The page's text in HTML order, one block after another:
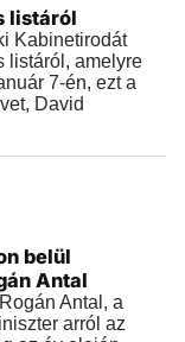
listáról
Kabinetirodát
listáról, amelyre
7-én, ezt a
David
belül
Antal
Antal, a
arról az